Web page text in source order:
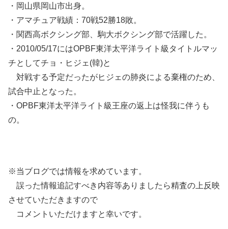
・岡山県岡山市出身。
・アマチュア戦績：70戦52勝18敗。
・関西高ボクシング部、駒大ボクシング部で活躍した。
・2010/05/17にはOPBF東洋太平洋ライト級タイトルマッ
チとしてチョ・ヒジェ(韓)と
対戦する予定だったがヒジェの肺炎による棄権のため、
試合中止となった。
・OPBF東洋太平洋ライト級王座の返上は怪我に伴うも
の。
※当ブログでは情報を求めています。
誤った情報追記すべき内容等ありましたら精査の上反映
させていただきますので
コメントいただけますと幸いです。